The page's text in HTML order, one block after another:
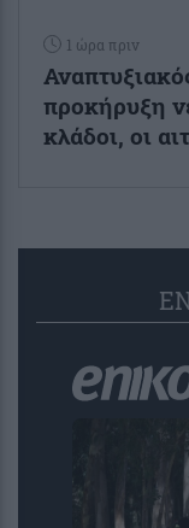
1 ώρα πριν
προκήρυξη
κλάδοι, οι